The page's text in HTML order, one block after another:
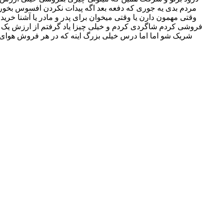
مردم بدی یه جوری که دفعه بعد اگه پیدات نکردن افسوس
وقتی مهمون دارن یا وقتی میخوان برای پدر و مادر یا آشنا
فروشی کردم شاگردی کردم و خیلی چیزا یاد گرفتم از ارزش
شریک شو اما اما درس خیلی بزرگ اینه که در هر فروش